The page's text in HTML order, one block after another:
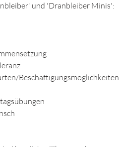
und 'Dranbleiber Minis':
Beschäftigungsmöglichkeiten